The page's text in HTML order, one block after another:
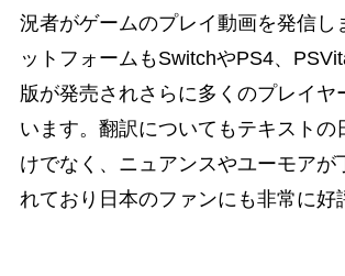
況者がゲームのプレイ動画を発信し
ットフォームもSwitchやPS4、
版が発売されさらに多くのプレイヤ
います。翻訳についてもテキストの
けでなく、ニュアンスやユーモアが
れており日本のファンにも非常に好